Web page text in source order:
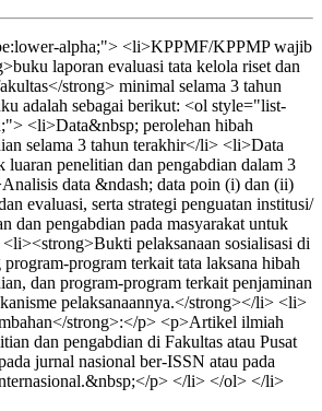
alpha;"> <li>KPPMF/KPPMP wajib
laporan evaluasi tata kelola riset dan
strong> minimal selama 3 tahun
adalah sebagai berikut: <ol style="list-
<li>Data&nbsp; perolehan hibah
selama 3 tahun terakhir</li> <li>Data
luaran penelitian dan pengabdian dalam 3
data &ndash; data poin (i) dan (ii)
evaluasi, serta strategi penguatan institusi/
dan pengabdian pada masyarakat untuk
pelaksanaan sosialisasi di
program terkait tata laksana hibah
dan program-program terkait penjaminan
pelaksanaannya.</strong></li> <li>
strong>:</p> <p>Artikel ilmiah
dan pengabdian di Fakultas atau Pusat
jurnal nasional ber-ISSN atau pada
p> </li> </ol> </li>